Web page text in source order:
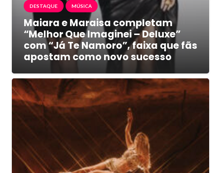
DESTAQUE MÚSICA
Maiara e Maraisa completam
“Melhor Que Imaginei – Deluxe”
com “Já Te Namoro”, faixa que fãs
apostam como novo sucesso